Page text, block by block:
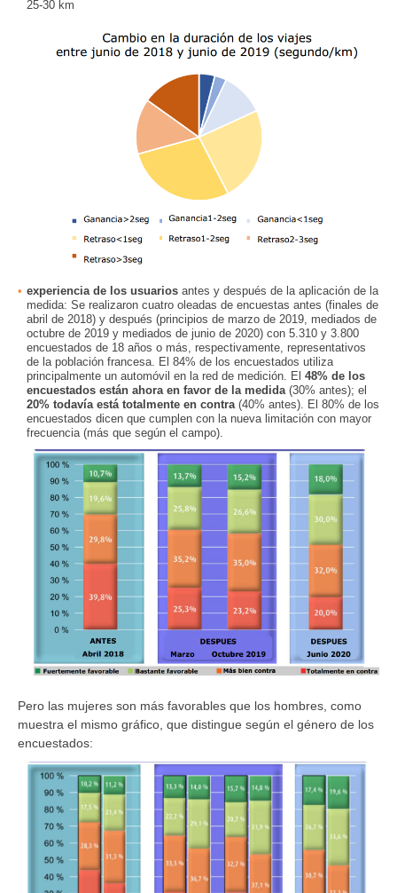
25-30 km
experiencia de los usuarios antes y después de la aplicación de la
medida: Se realizaron cuatro oleadas de encuestas antes (finales de
abril de 2018) y después (principios de marzo de 2019, mediados de
octubre de 2019 y mediados de junio de 2020) con 5.310 y 3.800
encuestados de 18 años o más, respectivamente, representativos
de la población francesa. El 84% de los encuestados utiliza
principalmente un automóvil en la red de medición. El 48% de los
encuestados están ahora en favor de la medida (30% antes); el
20% todavía está totalmente en contra (40% antes). El 80% de los
encuestados dicen que cumplen con la nueva limitación con mayor
frecuencia (más que según el campo).
Pero las mujeres son más favorables que los hombres, como
muestra el mismo gráfico, que distingue según el género de los
encuestados: